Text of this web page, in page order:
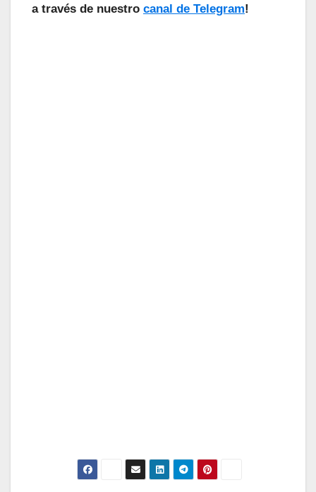
a través de nuestro canal de Telegram!